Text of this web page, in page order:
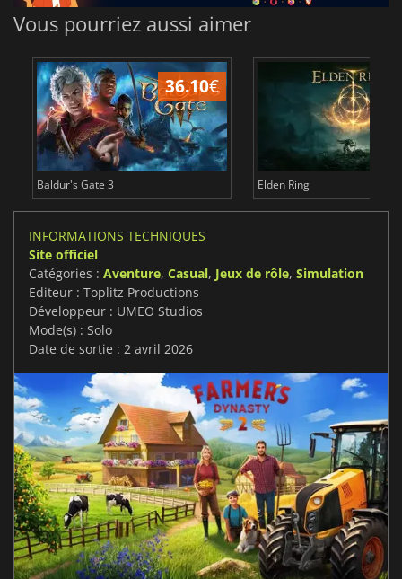
Vous pourriez aussi aimer
36.10€
Baldur's Gate 3 Elden Ring
INFORMATIONS TECHNIQUES
Site officiel
Catégories : Aventure, Casual, Jeux de rôle, Simulation
Editeur : Toplitz Productions
Développeur : UMEO Studios
Mode(s) : Solo
Date de sortie : 2 avril 2026